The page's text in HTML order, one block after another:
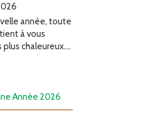
année, toute
à vous
chaleureux....
Année 2026